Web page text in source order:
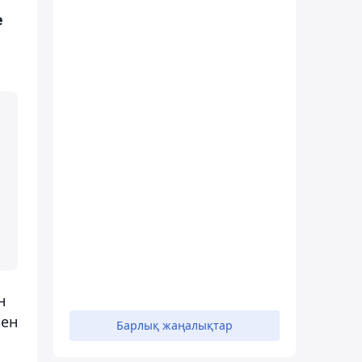
Барлық жаңалықтар